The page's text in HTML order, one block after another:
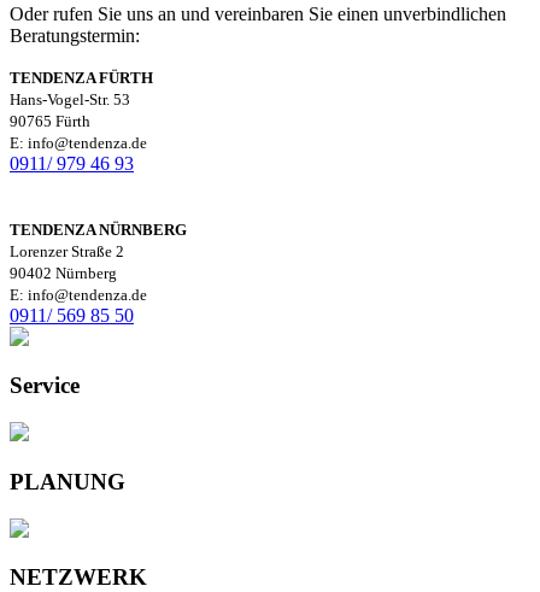
Oder rufen Sie uns an und vereinbaren Sie einen unverbindlichen
Beratungstermin:
TENDENZA FÜRTH
Hans-Vogel-Str. 53
90765 Fürth
E: info@tendenza.de
0911/ 979 46 93
TENDENZA NÜRNBERG
Lorenzer Straße 2
90402 Nürnberg
E: info@tendenza.de
0911/ 569 85 50
Service
PLANUNG
NETZWERK